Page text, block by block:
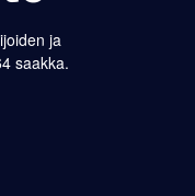
ja
saakka.